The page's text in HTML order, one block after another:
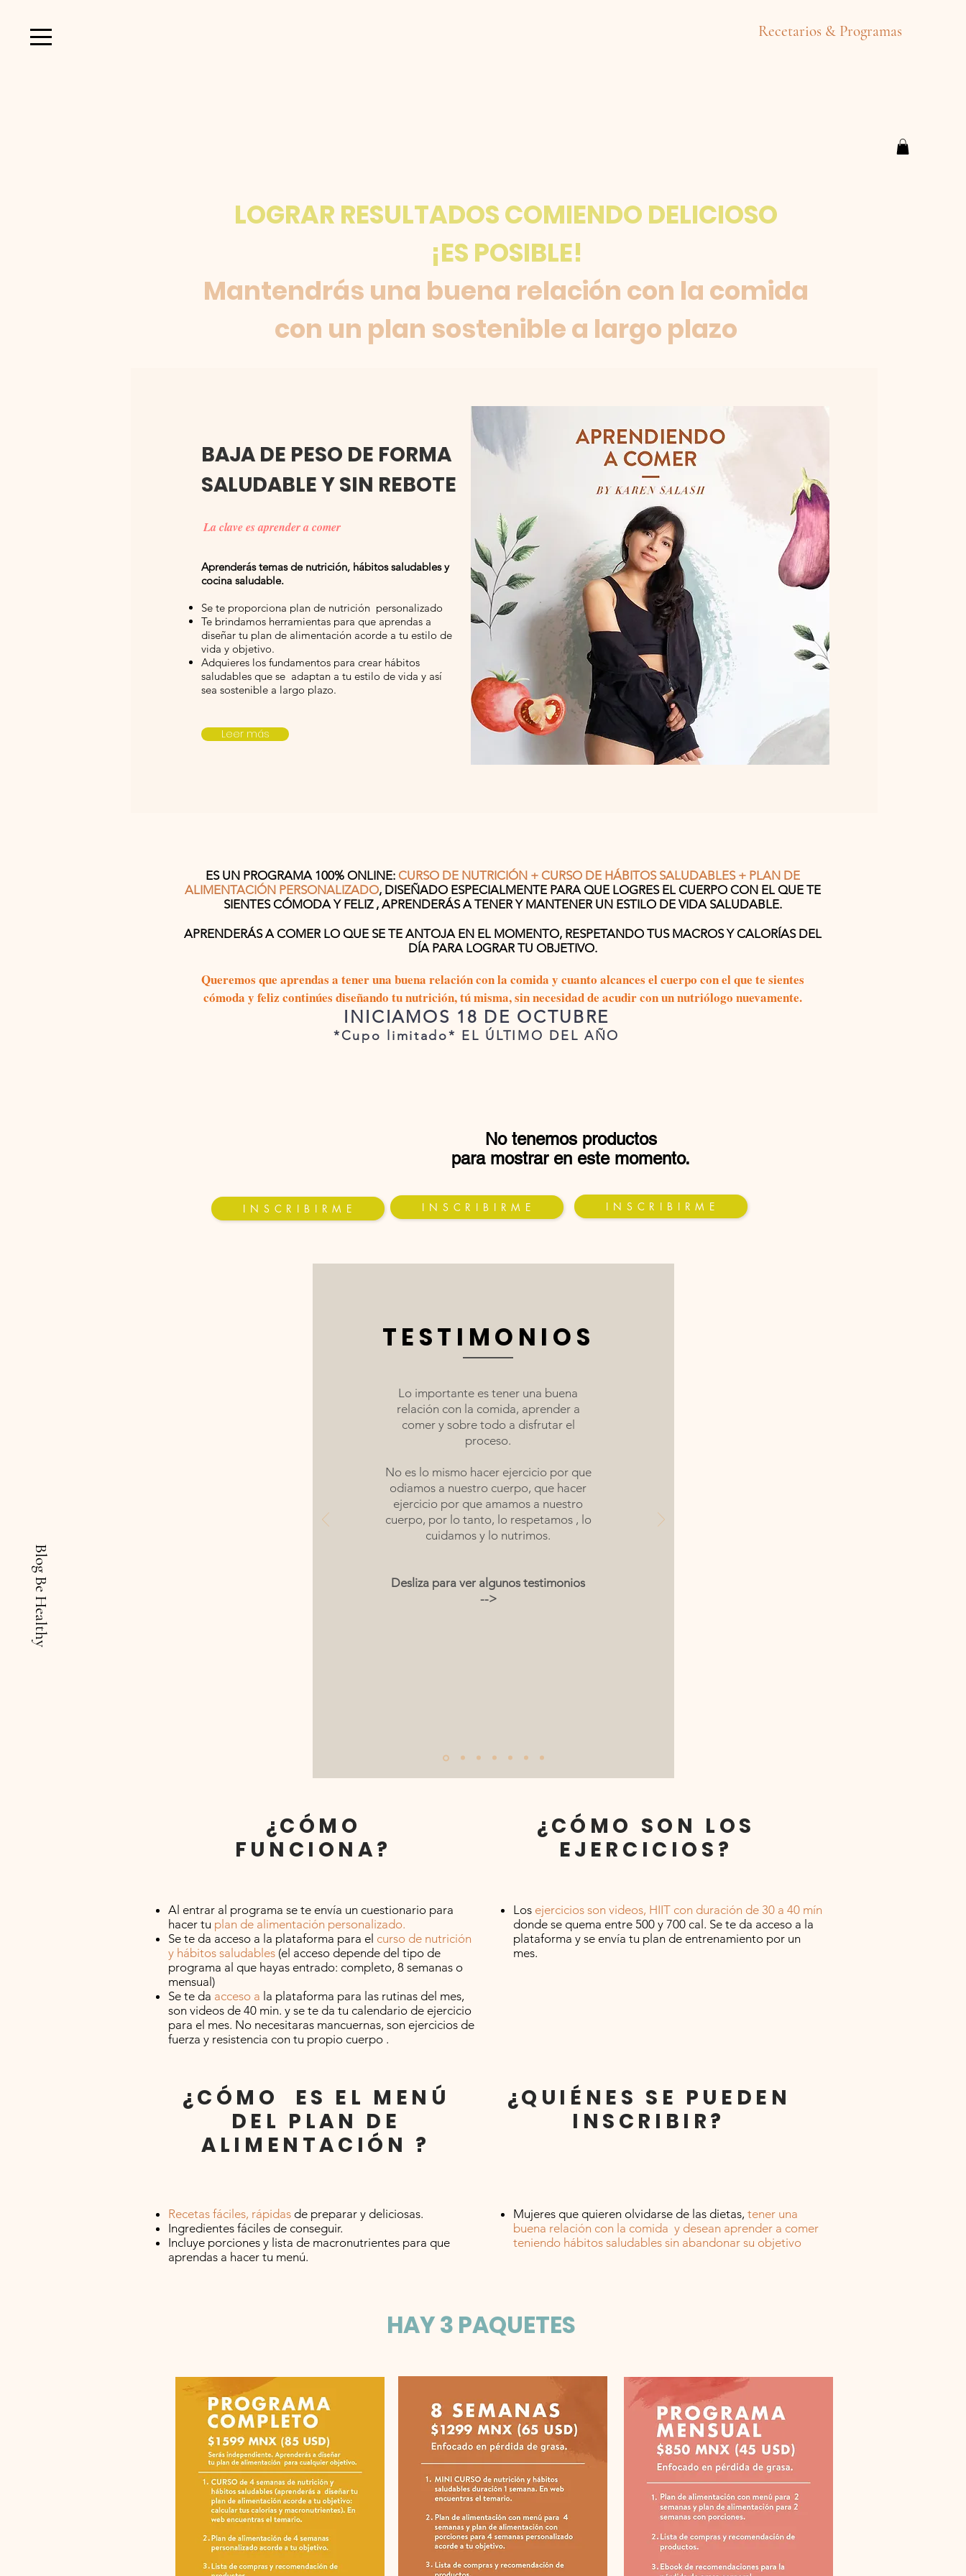
Recetarios & Programas
Blog Be Healthy
LOGRAR RESULTADOS COMIENDO DELICIOSO
¡ES POSIBLE!
Mantendrás una buena relación con la comida
con un plan sostenible a largo plazo
BAJA DE PESO DE FORMA
SALUDABLE Y SIN REBOTE
La clave es aprender a comer
Aprenderás temas de nutrición, hábitos saludables y
cocina saludable.
Se te proporciona plan de nutrición personalizado
Te brindamos herramientas para que aprendas a
diseñar tu plan de alimentación acorde a tu estilo de
vida y objetivo.
Adquieres los fundamentos para crear hábitos
saludables que se adaptan a tu estilo de vida y así
sea sostenible a largo plazo.
Leer más
INICIAMOS 18 DE OCTUBRE
*Cupo limitado* EL ÚLTIMO DEL AÑO
ES UN PROGRAMA 100% ONLINE: CURSO DE NUTRICIÓN + CURSO DE HÁBITOS SALUDABLES + PLAN DE
ALIMENTACIÓN PERSONALIZADO, DISEÑADO ESPECIALMENTE PARA QUE LOGRES EL CUERPO CON EL QUE TE
SIENTES CÓMODA Y FELIZ , APRENDERÁS A TENER Y MANTENER UN ESTILO DE VIDA SALUDABLE.
APRENDERÁS A COMER LO QUE SE TE ANTOJA EN EL MOMENTO, RESPETANDO TUS MACROS Y CALORÍAS DEL
DÍA PARA LOGRAR TU OBJETIVO.
Queremos que aprendas a tener una buena relación con la comida y cuanto alcances el cuerpo con el que te sientes
cómoda y feliz continúes diseñando tu nutrición, tú misma, sin necesidad de acudir con un nutriólogo nuevamente.
No tenemos productos
para mostrar en este momento.
I N S C R I B I R M E I N S C R I B I R M E I N S C R I B I R M E
TESTIMONIOS
Lo importante es tener una buena
relación con la comida, aprender a
comer y sobre todo a disfrutar el
proceso.
No es lo mismo hacer ejercicio por que
odiamos a nuestro cuerpo, que hacer
ejercicio por que amamos a nuestro
cuerpo, por lo tanto, lo respetamos , lo
cuidamos y lo nutrimos.
Desliza para ver algunos testimonios
-->
¿CÓMO
FUNCIONA?
¿CÓMO SON LOS
EJERCICIOS?
Al entrar al programa se te envía un cuestionario para
hacer tu plan de alimentación personalizado.
Se te da acceso a la plataforma para el curso de nutrición
y hábitos saludables (el acceso depende del tipo de
programa al que hayas entrado: completo, 8 semanas o
mensual)
Se te da acceso a la plataforma para las rutinas del mes,
son videos de 40 min. y se te da tu calendario de ejercicio
para el mes. No necesitaras mancuernas, son ejercicios de
fuerza y resistencia con tu propio cuerpo .
Los ejercicios son videos, HIIT con duración de 30 a 40 mín
donde se quema entre 500 y 700 cal. Se te da acceso a la
plataforma y se envía tu plan de entrenamiento por un
mes.
¿CÓMO ES EL MENÚ
DEL PLAN DE
ALIMENTACIÓN ?
¿QUIÉNES SE PUEDEN
INSCRIBIR?
Recetas fáciles, rápidas de preparar y deliciosas.
Ingredientes fáciles de conseguir.
Incluye porciones y lista de macronutrientes para que
aprendas a hacer tu menú.
Mujeres que quieren olvidarse de las dietas, tener una
buena relación con la comida y desean aprender a comer
teniendo hábitos saludables sin abandonar su objetivo
HAY 3 PAQUETES